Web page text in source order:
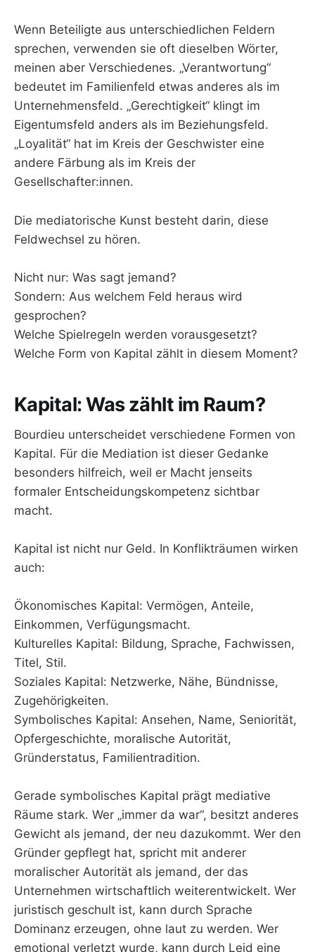
Wenn Beteiligte aus unterschiedlichen Feldern
sprechen, verwenden sie oft dieselben Wörter,
meinen aber Verschiedenes. „Verantwortung“
bedeutet im Familienfeld etwas anderes als im
Unternehmensfeld. „Gerechtigkeit“ klingt im
Eigentumsfeld anders als im Beziehungsfeld.
„Loyalität“ hat im Kreis der Geschwister eine
andere Färbung als im Kreis der
Gesellschafter:innen.
Die mediatorische Kunst besteht darin, diese
Feldwechsel zu hören.
Nicht nur: Was sagt jemand?
Sondern: Aus welchem Feld heraus wird
gesprochen?
Welche Spielregeln werden vorausgesetzt?
Welche Form von Kapital zählt in diesem Moment?
Kapital: Was zählt im Raum?
Bourdieu unterscheidet verschiedene Formen von
Kapital. Für die Mediation ist dieser Gedanke
besonders hilfreich, weil er Macht jenseits
formaler Entscheidungskompetenz sichtbar
macht.
Kapital ist nicht nur Geld. In Konflikträumen wirken
auch:
Ökonomisches Kapital: Vermögen, Anteile,
Einkommen, Verfügungsmacht.
Kulturelles Kapital: Bildung, Sprache, Fachwissen,
Titel, Stil.
Soziales Kapital: Netzwerke, Nähe, Bündnisse,
Zugehörigkeiten.
Symbolisches Kapital: Ansehen, Name, Seniorität,
Opfergeschichte, moralische Autorität,
Gründerstatus, Familientradition.
Gerade symbolisches Kapital prägt mediative
Räume stark. Wer „immer da war“, besitzt anderes
Gewicht als jemand, der neu dazukommt. Wer den
Gründer gepflegt hat, spricht mit anderer
moralischer Autorität als jemand, der das
Unternehmen wirtschaftlich weiterentwickelt. Wer
juristisch geschult ist, kann durch Sprache
Dominanz erzeugen, ohne laut zu werden. Wer
emotional verletzt wurde, kann durch Leid eine